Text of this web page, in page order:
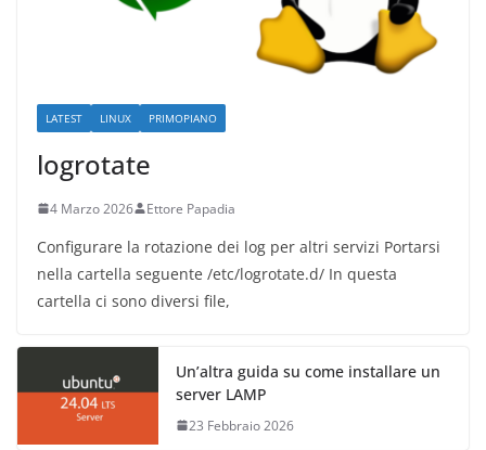
LATEST LINUX PRIMOPIANO
logrotate
4 Marzo 2026 Ettore Papadia
Configurare la rotazione dei log per altri servizi Portarsi
nella cartella seguente /etc/logrotate.d/ In questa
cartella ci sono diversi file,
Un’altra guida su come installare un
server LAMP
23 Febbraio 2026